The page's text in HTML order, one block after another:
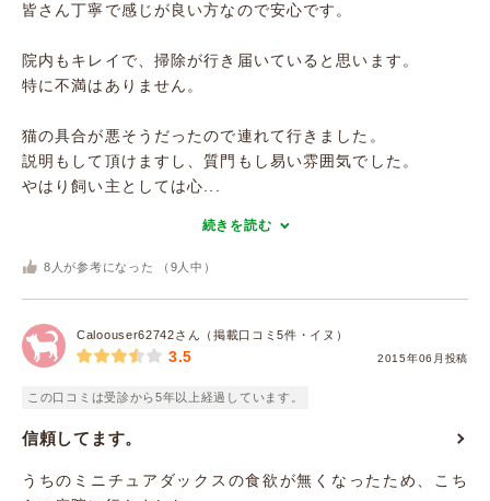
皆さん丁寧で感じが良い方なので安心です。
院内もキレイで、掃除が行き届いていると思います。
特に不満はありません。
猫の具合が悪そうだったので連れて行きました。
説明もして頂けますし、質門もし易い雰囲気でした。
やはり飼い主としては心...
続きを読む
8 人が参考になった （ 9 人中）
Caloouser62742さん（掲載口コミ5件・イヌ）
2015年06月投稿
3.5
この口コミは受診から5年以上経過しています。
信頼してます。
うちのミニチュアダックスの食欲が無くなったため、こち